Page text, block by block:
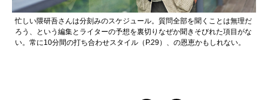
忙しい隈研吾さんは分刻みのスケジュール。質問全部を聞くことは無理だ
ろう、という編集とライターの予想を裏切りなぜか聞きそびれた項目がな
い。常に10分間の打ち合わせスタイル（P.29）、の恩恵かもしれない。